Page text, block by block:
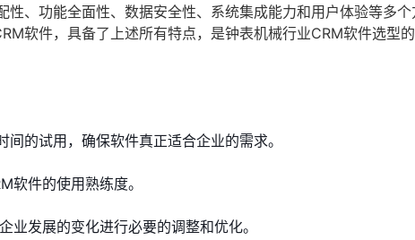
、功能全面性、数据安全性、系统集成能力和用户体验等多
软件，具备了上述所有特点，是钟表机械行业CRM软件选型
的试用，确保软件真正适合企业的需求。
软件的使用熟练度。
业发展的变化进行必要的调整和优化。